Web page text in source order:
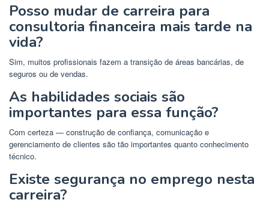
Posso mudar de carreira para
consultoria financeira mais tarde na
vida?
Sim, muitos profissionais fazem a transição de áreas bancárias, de
seguros ou de vendas.
As habilidades sociais são
importantes para essa função?
Com certeza — construção de confiança, comunicação e
gerenciamento de clientes são tão importantes quanto conhecimento
técnico.
Existe segurança no emprego nesta
carreira?